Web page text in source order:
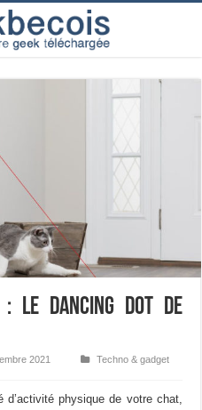
: le Dancing Dot de
2021
Techno & gadget
physique de votre chat,